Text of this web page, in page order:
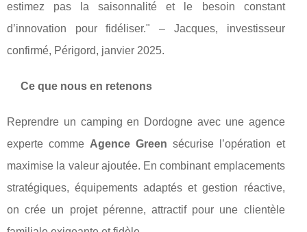
estimez pas la saisonnalité et le besoin constant
d’innovation pour fidéliser." – Jacques, investisseur
confirmé, Périgord, janvier 2025.
Ce que nous en retenons
Reprendre un camping en Dordogne avec une agence
experte comme Agence Green sécurise l’opération et
maximise la valeur ajoutée. En combinant emplacements
stratégiques, équipements adaptés et gestion réactive,
on crée un projet pérenne, attractif pour une clientèle